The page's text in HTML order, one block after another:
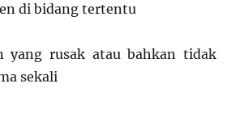
di bidang tertentu
yang rusak atau bahkan tidak
sekali